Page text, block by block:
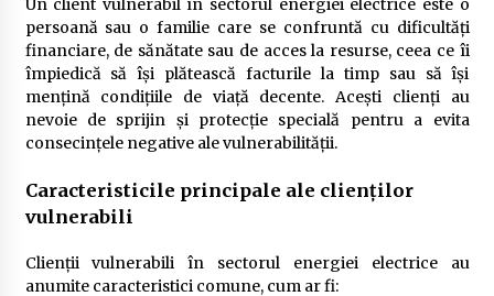
Un client vulnerabil în sectorul energiei electrice este o
persoană sau o familie care se confruntă cu dificultăți
financiare, de sănătate sau de acces la resurse, ceea ce îi
împiedică să își plătească facturile la timp sau să își
mențină condițiile de viață decente. Acești clienți au
nevoie de sprijin și protecție specială pentru a evita
consecințele negative ale vulnerabilității.
Caracteristicile principale ale clienților
vulnerabili
Clienții vulnerabili în sectorul energiei electrice au
anumite caracteristici comune, cum ar fi: